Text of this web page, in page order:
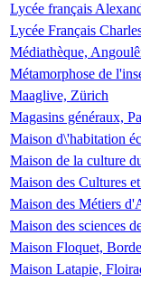
Lycée français
Lycée Français
Médiathèque,
Métamorphose de
Maaglive, Zürich
Magasins généraux,
Maison d\'habitation
Maison de la culture
Maison des Cultures
Maison des Métiers
Maison des sciences
Maison Floquet,
Maison Latapie,